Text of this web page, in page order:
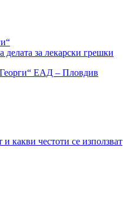
делата за лекарски грешки
какви честоти се използват